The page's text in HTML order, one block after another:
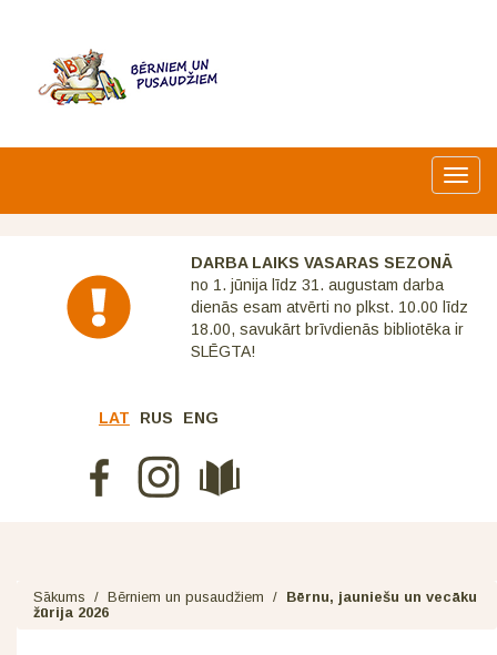
DARBA LAIKS VASARAS SEZONĀ
no 1. jūnija līdz 31. augustam darba
dienās esam atvērti no plkst. 10.00 līdz
18.00, savukārt brīvdienās bibliotēka ir
SLĒGTA!
LAT RUS ENG
Sākums / Bērniem un pusaudžiem / Bērnu, jauniešu un vecāku
žūrija 2026